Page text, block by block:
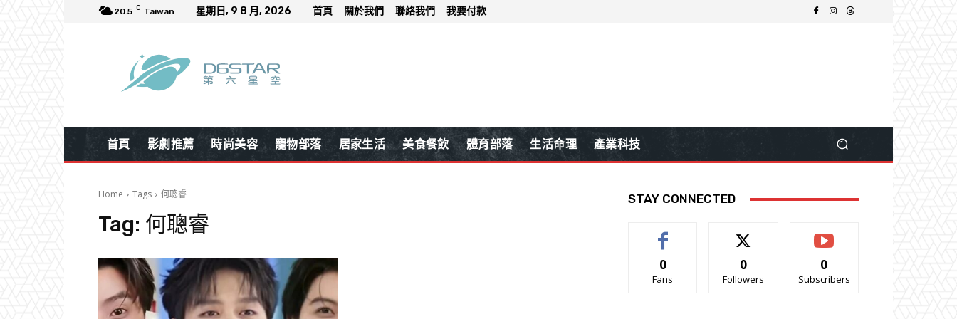
20.5 C Taiwan 星期日, 9 8 月, 2026 首頁 關於我們 聯絡我們 我要付款
首頁 影劇推薦 時尚美容 寵物部落 居家生活 美食餐飲 體育部落 生活命理 產業科技
Home Tags 何聰睿
Tag: 何聰睿
STAY CONNECTED
0
Fans
0
Followers
0
Subscribers